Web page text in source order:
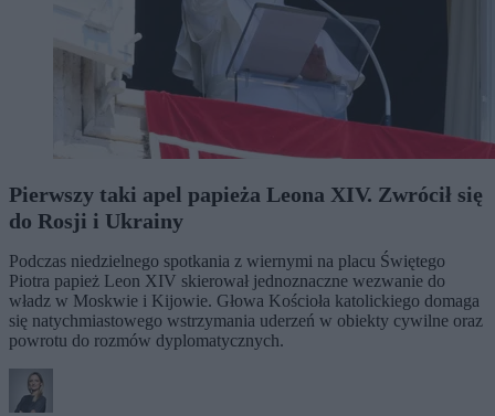
Pierwszy taki apel papieża Leona XIV. Zwrócił się
do Rosji i Ukrainy
Podczas niedzielnego spotkania z wiernymi na placu Świętego
Piotra papież Leon XIV skierował jednoznaczne wezwanie do
władz w Moskwie i Kijowie. Głowa Kościoła katolickiego domaga
się natychmiastowego wstrzymania uderzeń w obiekty cywilne oraz
powrotu do rozmów dyplomatycznych.